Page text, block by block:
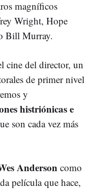
magníficos
Wright, Hope
Bill Murray.
cine del director, un
de primer nivel
y
histriónicas e
son cada vez más
Anderson como
película que hace,